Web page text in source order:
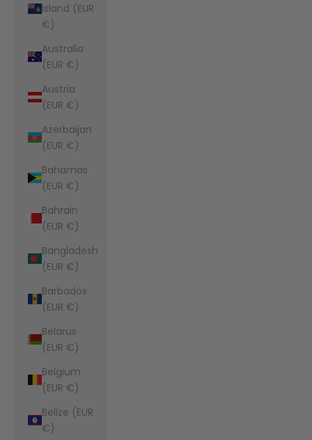
Island (EUR
€)
Australia
(EUR €)
Austria
(EUR €)
Azerbaijan
(EUR €)
Bahamas
(EUR €)
Bahrain
(EUR €)
Bangladesh
(EUR €)
Barbados
(EUR €)
Belarus
(EUR €)
Belgium
(EUR €)
Belize (EUR
€)